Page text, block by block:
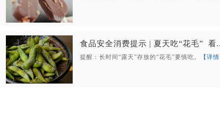
食品安全消费提示 | 夏天吃“花毛” 看
提醒：长时间“露天”存放的“花毛”要慎吃。 【详